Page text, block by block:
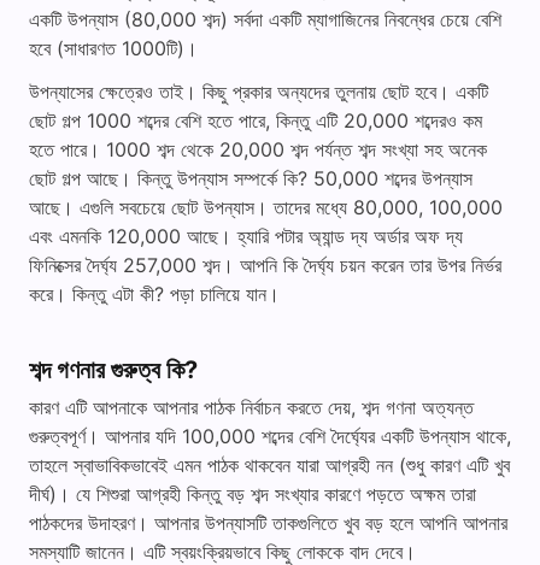
একটি উপন্যাস (80,000 শব্দ) সর্বদা একটি ম্যাগাজিনের নিবন্ধের চেয়ে বেশি
হবে (সাধারণত 1000টি)।
উপন্যাসের ক্ষেত্রেও তাই। কিছু প্রকার অন্যদের তুলনায় ছোট হবে। একটি
ছোট গল্প 1000 শব্দের বেশি হতে পারে, কিন্তু এটি 20,000 শব্দেরও কম
হতে পারে। 1000 শব্দ থেকে 20,000 শব্দ পর্যন্ত শব্দ সংখ্যা সহ অনেক
ছোট গল্প আছে। কিন্তু উপন্যাস সম্পর্কে কি? 50,000 শব্দের উপন্যাস
আছে। এগুলি সবচেয়ে ছোট উপন্যাস। তাদের মধ্যে 80,000, 100,000
এবং এমনকি 120,000 আছে। হ্যারি পটার অ্যান্ড দ্য অর্ডার অফ দ্য
ফিনিক্সের দৈর্ঘ্য 257,000 শব্দ। আপনি কি দৈর্ঘ্য চয়ন করেন তার উপর নির্ভর
করে। কিন্তু এটা কী? পড়া চালিয়ে যান।
শব্দ গণনার গুরুত্ব কি?
কারণ এটি আপনাকে আপনার পাঠক নির্বাচন করতে দেয়, শব্দ গণনা অত্যন্ত
গুরুত্বপূর্ণ। আপনার যদি 100,000 শব্দের বেশি দৈর্ঘ্যের একটি উপন্যাস থাকে,
তাহলে স্বাভাবিকভাবেই এমন পাঠক থাকবেন যারা আগ্রহী নন (শুধু কারণ এটি খুব
দীর্ঘ)। যে শিশুরা আগ্রহী কিন্তু বড় শব্দ সংখ্যার কারণে পড়তে অক্ষম তারা
পাঠকদের উদাহরণ। আপনার উপন্যাসটি তাকগুলিতে খুব বড় হলে আপনি আপনার
সমস্যাটি জানেন। এটি স্বয়ংক্রিয়ভাবে কিছু লোককে বাদ দেবে।